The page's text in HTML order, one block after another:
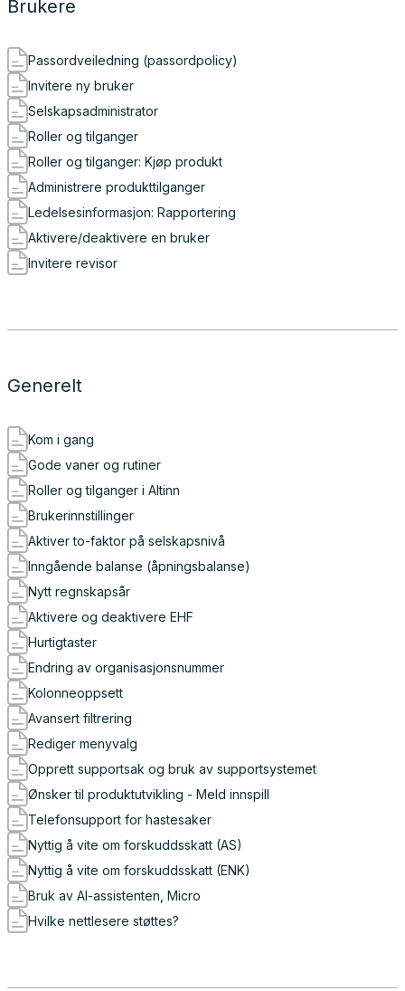
Brukere
Passordveiledning (passordpolicy)
Invitere ny bruker
Selskapsadministrator
Roller og tilganger
Roller og tilganger: Kjøp produkt
Administrere produkttilganger
Ledelsesinformasjon: Rapportering
Aktivere/deaktivere en bruker
Invitere revisor
Generelt
Kom i gang
Gode vaner og rutiner
Roller og tilganger i Altinn
Brukerinnstillinger
Aktiver to-faktor på selskapsnivå
Inngående balanse (åpningsbalanse)
Nytt regnskapsår
Aktivere og deaktivere EHF
Hurtigtaster
Endring av organisasjonsnummer
Kolonneoppsett
Avansert filtrering
Rediger menyvalg
Opprett supportsak og bruk av supportsystemet
Ønsker til produktutvikling - Meld innspill
Telefonsupport for hastesaker
Nyttig å vite om forskuddsskatt (AS)
Nyttig å vite om forskuddsskatt (ENK)
Bruk av AI-assistenten, Micro
Hvilke nettlesere støttes?